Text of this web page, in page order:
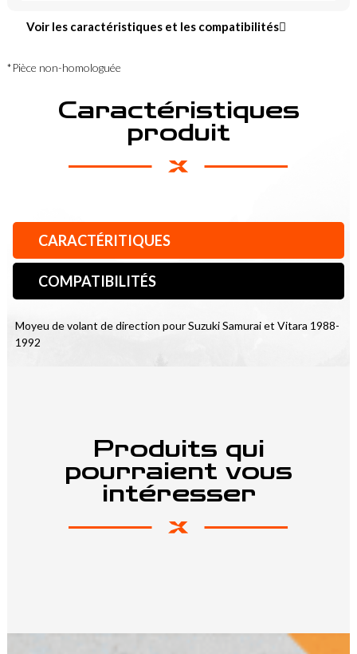
Voir les caractéristiques et les compatibilités
*Pièce non-homologuée
Caractéristiques
produit
CARACTÉRITIQUES
COMPATIBILITÉS
Moyeu de volant de direction pour Suzuki Samurai et Vitara 1988-
1992
Produits qui
pourraient vous
intéresser